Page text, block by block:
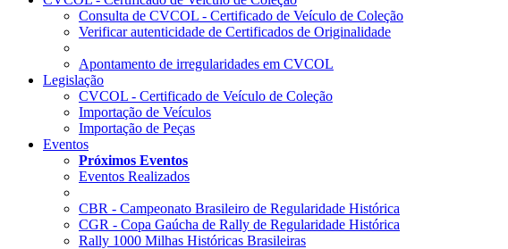
Consulta de CVCOL - Certificado de Veículo de Coleção
Verificar autenticidade de Certificados de Originalidade
Apontamento de irregularidades em CVCOL
Legislação
CVCOL - Certificado de Veículo de Coleção
Importação de Veículos
Importação de Peças
Eventos
Próximos Eventos
Eventos Realizados
CBR - Campeonato Brasileiro de Regularidade Histórica
CGR - Copa Gaúcha de Rally de Regularidade Histórica
Rally 1000 Milhas Históricas Brasileiras